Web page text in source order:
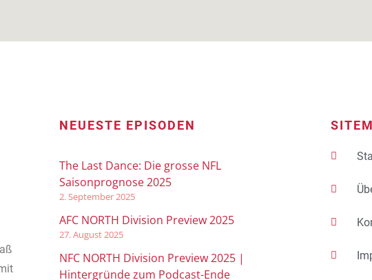
NEUESTE EPISODEN
The Last Dance: Die grosse NFL
Saisonprognose 2025
2. September 2025
AFC NORTH Division Preview 2025
27. August 2025
NFC NORTH Division Preview 2025 |
Hintergründe zum Podcast-Ende